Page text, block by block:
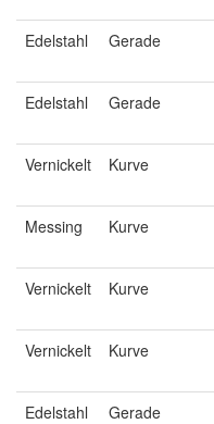
Edelstahl Gerade
Edelstahl Gerade
Vernickelt Kurve
Messing Kurve
Vernickelt Kurve
Vernickelt Kurve
Edelstahl Gerade